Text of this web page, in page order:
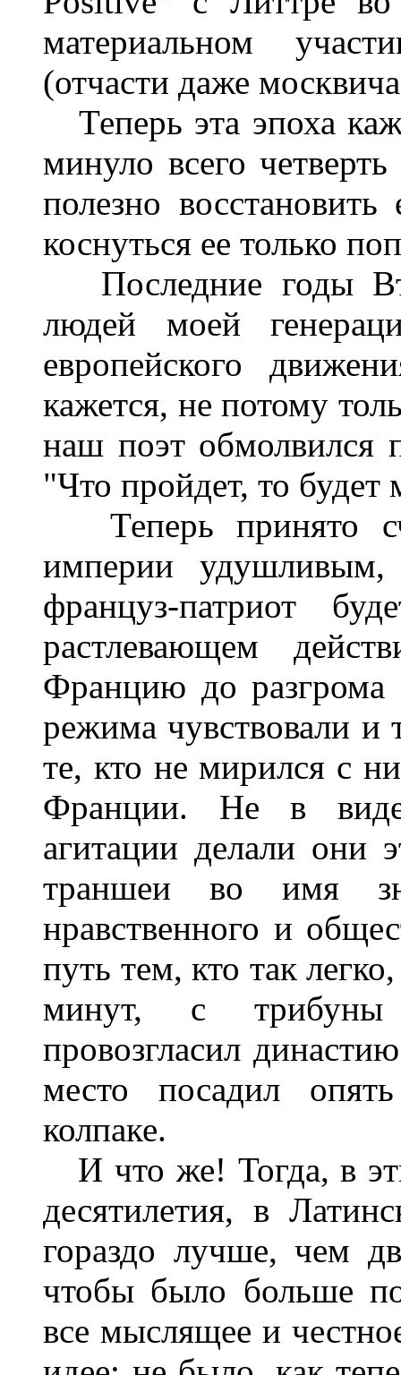
материальном
(отчасти даже
Теперь эта эпоха
минуло всего
полезно
коснуться ее только
Последние годы
людей моей
европейского
кажется, не потому
наш поэт обмолвился
"Что пройдет, то будет
Теперь принято
империи
француз-патриот
растлевающем
Францию до разгрома
режима чувствовали и
те, кто не мирился с
Франции. Не в виде
агитации делали они
траншеи во имя
нравственного и
путь тем, кто так
минут, с трибуны
провозгласил
место посадил
колпаке.
И что же! Тогда, в
десятилетия, в
гораздо лучше, чем
чтобы было больше
все мыслящее и